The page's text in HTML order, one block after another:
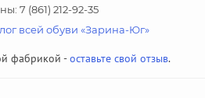
7 (861) 212-92-35
всей обуви «Зарина-Юг»
фабрикой -оставьте свой отзыв.